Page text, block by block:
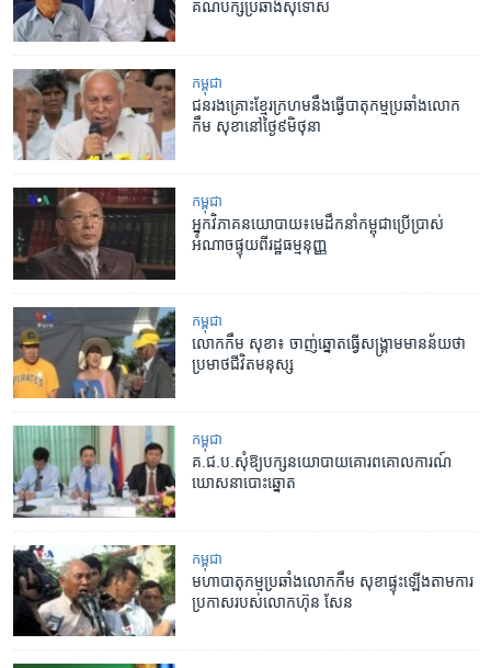
គណបក្ស​ប្រឆាំង​សុំទោស
កម្ពុជា
ជន​រងគ្រោះ​ខ្មែរ​ក្រហម​នឹង​ធ្វើ​បាតុកម្ម​ប្រឆាំង​លោក​
កឹម សុខា​នៅ​ថ្ងៃ​៩​មិថុនា
កម្ពុជា
អ្នកវិភាគ​នយោបាយ៖​មេដឹកនាំ​កម្ពុជា​ប្រើប្រាស់​
អំណាច​ផ្ទុយ​ពី​រដ្ឋធម្មនុញ្ញ
កម្ពុជា
លោកកឹម សុខា៖ ចាញ់​​ឆ្នោត​ធ្វើ​សង្គ្រាម​មានន័យ​ថា​
ប្រមាថ​ជីវិត​មនុស្ស
កម្ពុជា
គ.ជ.ប.​សុំ​ឱ្យ​បក្ស​នយោបាយ​គោរព​គោលការណ៍​
ឃោសនា​បោះឆ្នោត
កម្ពុជា
មហា​បាតុកម្ម​ប្រឆាំង​លោក​កឹម សុខា​ផ្ទុះ​ឡើង​តាម​ការ​
ប្រកាស​របស់​លោក​ហ៊ុន សែន